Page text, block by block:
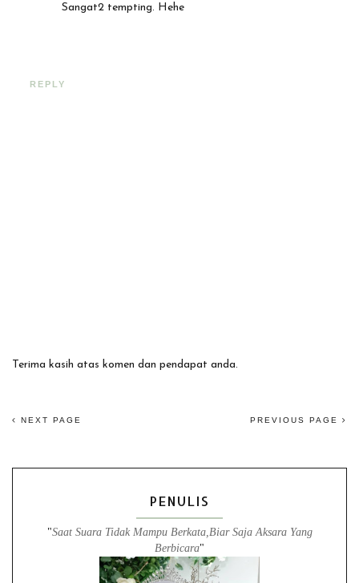
Sangat2 tempting. Hehe
REPLY
Terima kasih atas komen dan pendapat anda.
NEXT PAGE PREVIOUS PAGE
PENULIS
"Saat Suara Tidak Mampu Berkata,Biar Saja Aksara Yang
Berbicara"